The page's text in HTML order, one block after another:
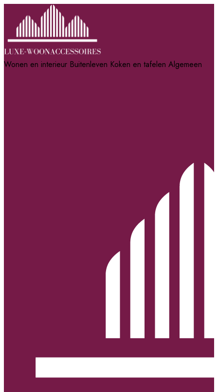
Wonen en interieur Buitenleven Koken en tafelen Algemeen